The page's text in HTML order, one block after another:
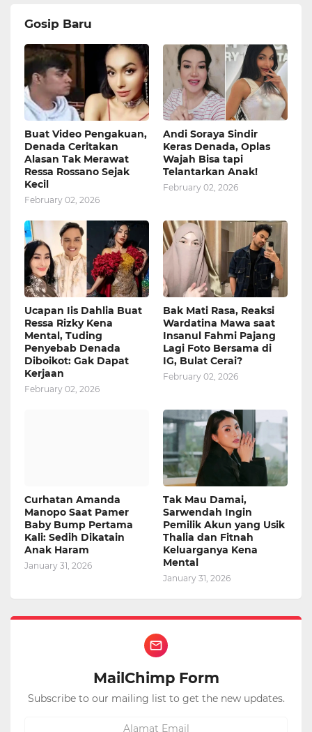
Gosip Baru
Buat Video Pengakuan,
Denada Ceritakan
Alasan Tak Merawat
Ressa Rossano Sejak
Kecil
February 02, 2026
Andi Soraya Sindir
Keras Denada, Oplas
Wajah Bisa tapi
Telantarkan Anak!
February 02, 2026
Ucapan Iis Dahlia Buat
Ressa Rizky Kena
Mental, Tuding
Penyebab Denada
Diboikot: Gak Dapat
Kerjaan
February 02, 2026
Bak Mati Rasa, Reaksi
Wardatina Mawa saat
Insanul Fahmi Pajang
Lagi Foto Bersama di
IG, Bulat Cerai?
February 02, 2026
Curhatan Amanda
Manopo Saat Pamer
Baby Bump Pertama
Kali: Sedih Dikatain
Anak Haram
January 31, 2026
Tak Mau Damai,
Sarwendah Ingin
Pemilik Akun yang Usik
Thalia dan Fitnah
Keluarganya Kena
Mental
January 31, 2026
MailChimp Form
Subscribe to our mailing list to get the new updates.